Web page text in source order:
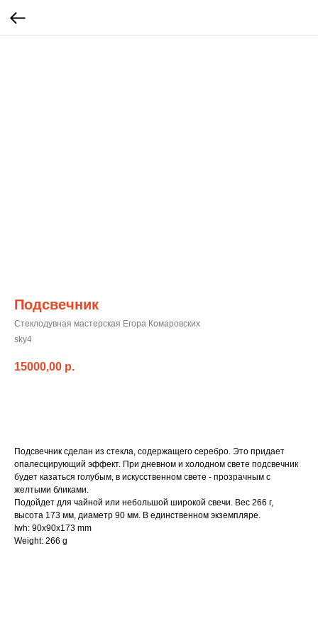
Подсвечник
Стеклодувная мастерская Егора Комаровских
sky4
15000,00 р.
Подсвечник сделан из стекла, содержащего серебро. Это придает
опалесцирующий эффект. При дневном и холодном свете подсвечник
будет казаться голубым, в искусственном свете - прозрачным с
желтыми бликами.
Подойдет для чайной или небольшой широкой свечи. Вес 266 г,
высота 173 мм, диаметр 90 мм. В единственном экземпляре.
lwh: 90x90x173 mm
Weight: 266 g